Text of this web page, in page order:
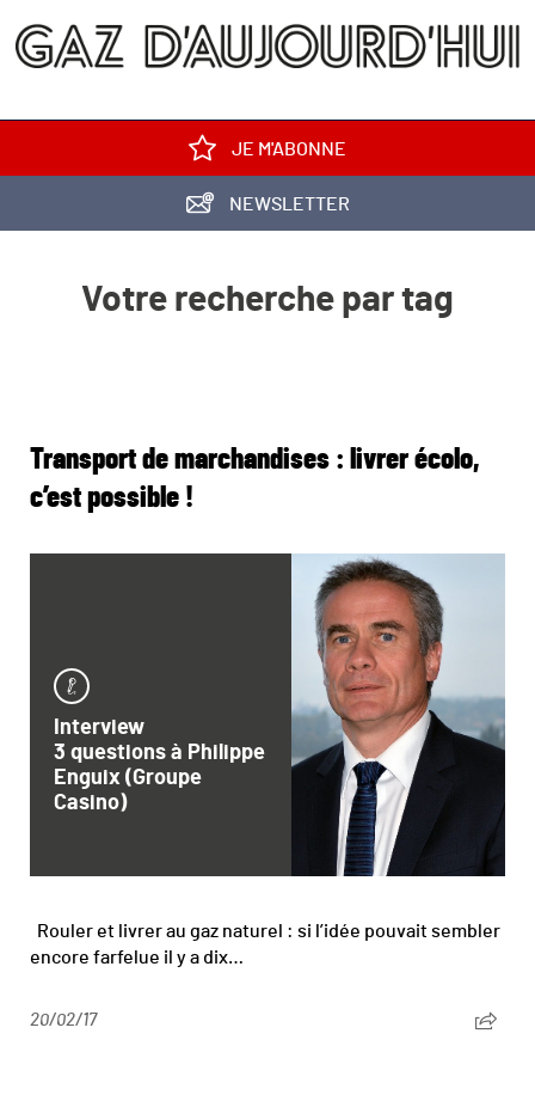
JE M'ABONNE
NEWSLETTER
Votre recherche par tag
Transport de marchandises : livrer écolo,
c’est possible !
Interview
3 questions à Philippe
Enguix (Groupe
Casino)
Rouler et livrer au gaz naturel : si l’idée pouvait sembler
encore farfelue il y a dix…
20/02/17